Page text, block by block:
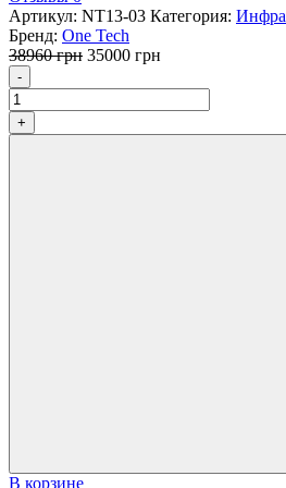
Артикул: NT13-03 Категория:
Бренд: One Tech
38960грн Первоначальная
составляла
38960 грн.
35000 грн
35000 грн.
- Количество
+
В корзине